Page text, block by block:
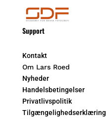
Support
Kontakt
Om Lars Roed
Nyheder
Handelsbetingelser
Privatlivspolitik
Tilgængelighedserklæring